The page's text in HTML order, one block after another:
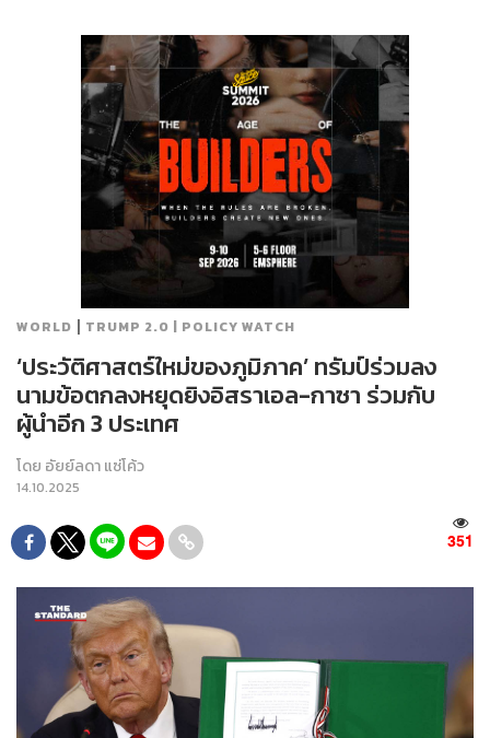
WORLD | TRUMP 2.0 | POLICY WATCH
‘ประวัติศาสตร์ใหม่ของภูมิภาค’ ทรัมป์ร่วมลง
นามข้อตกลงหยุดยิงอิสราเอล-กาซา ร่วมกับ
ผู้นำอีก 3 ประเทศ
โดย อัยย์ลดา แซ่โค้ว
14.10.2025
351